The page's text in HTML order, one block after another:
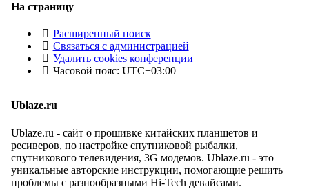
На страницу
Расширенный поиск
Связаться с администрацией
Удалить cookies конференции
Часовой пояс: UTC+03:00
Ublaze.ru
Ublaze.ru - сайт о прошивке китайских планшетов и
ресиверов, по настройке спутниковой рыбалки,
спутникового телевидения, 3G модемов. Ublaze.ru - это
уникальные авторские инструкции, помогающие решить
проблемы с разнообразными Hi-Tech девайсами.